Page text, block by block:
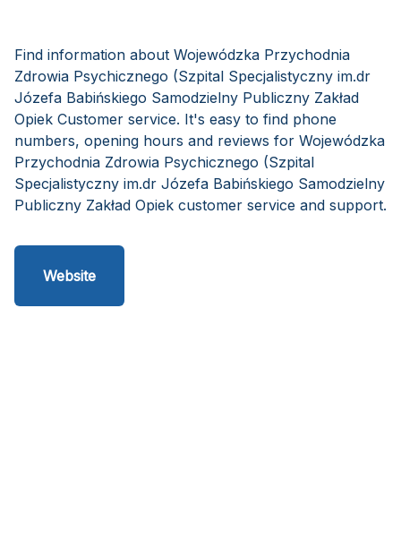
Find information about Wojewódzka Przychodnia
Zdrowia Psychicznego (Szpital Specjalistyczny im.dr
Józefa Babińskiego Samodzielny Publiczny Zakład
Opiek Customer service. It's easy to find phone
numbers, opening hours and reviews for Wojewódzka
Przychodnia Zdrowia Psychicznego (Szpital
Specjalistyczny im.dr Józefa Babińskiego Samodzielny
Publiczny Zakład Opiek customer service and support.
Website